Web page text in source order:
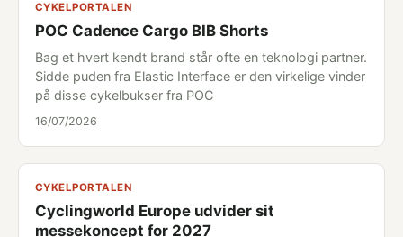
CYKELPORTALEN
POC Cadence Cargo BIB Shorts
Bag et hvert kendt brand står ofte en teknologi partner.
Sidde puden fra Elastic Interface er den virkelige vinder
på disse cykelbukser fra POC
16/07/2026
CYKELPORTALEN
Cyclingworld Europe udvider sit
messekoncept for 2027